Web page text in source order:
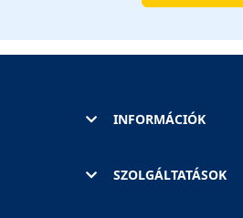
INFORMÁCIÓK
SZOLGÁLTATÁSOK